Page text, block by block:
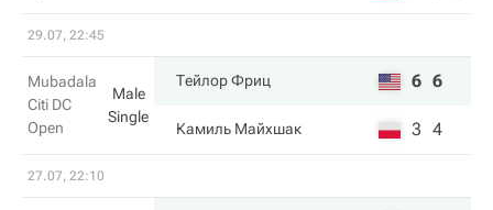
29.07, 22:45
Mubadala
Citi DC
Open
Male
Single
Тейлор Фриц 6 6
Камиль Майхшак 3 4
27.07, 22:10